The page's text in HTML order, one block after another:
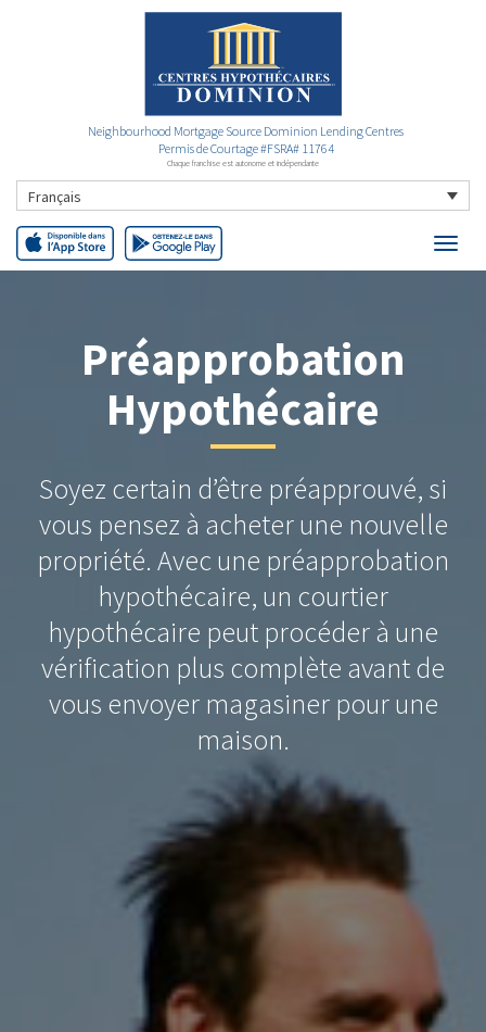
Neighbourhood Mortgage Source Dominion Lending Centres
Permis de Courtage #FSRA# 11764
Chaque franchise est autonome et indépendante
Français
Préapprobation
Hypothécaire
Soyez certain d’être préapprouvé, si
vous pensez à acheter une nouvelle
propriété. Avec une préapprobation
hypothécaire, un courtier
hypothécaire peut procéder à une
vérification plus complète avant de
vous envoyer magasiner pour une
maison.